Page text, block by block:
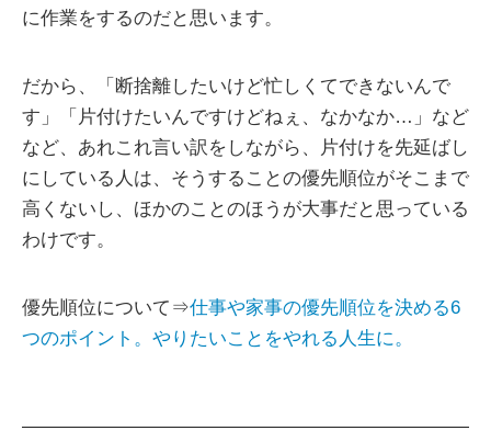
に作業をするのだと思います。
だから、「断捨離したいけど忙しくてできないんで
す」「片付けたいんですけどねぇ、なかなか…」など
など、あれこれ言い訳をしながら、片付けを先延ばし
にしている人は、そうすることの優先順位がそこまで
高くないし、ほかのことのほうが大事だと思っている
わけです。
優先順位について⇒仕事や家事の優先順位を決める6
つのポイント。やりたいことをやれる人生に。